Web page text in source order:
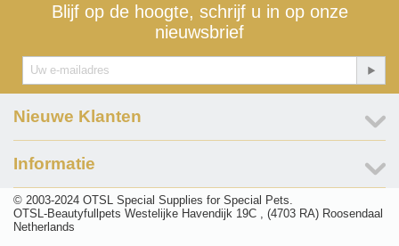
Blijf op de hoogte, schrijf u in op onze
nieuwsbrief
Nieuwe Klanten
Informatie
© 2003-2024 OTSL Special Supplies for Special Pets.
OTSL-Beautyfullpets Westelijke Havendijk 19C , (4703 RA) Roosendaal
Netherlands